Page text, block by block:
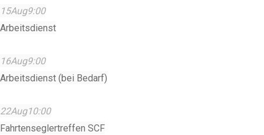
15Aug9:00
Arbeitsdienst
16Aug9:00
Arbeitsdienst (bei Bedarf)
22Aug10:00
Fahrtenseglertreffen SCF